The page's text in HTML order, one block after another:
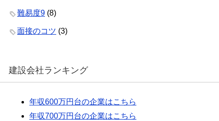
難易度9 (8)
面接のコツ (3)
建設会社ランキング
年収600万円台の企業はこちら
年収700万円台の企業はこちら